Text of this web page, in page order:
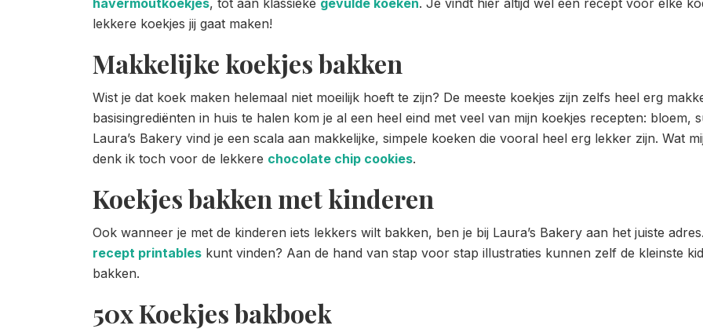
lekkere koekjes jij gaat maken!
Makkelijke koekjes bakken
Wist je dat koek maken helemaal niet moeilijk hoeft te zijn? De meeste koekjes zijn zelfs heel erg
basisingrediënten in huis te halen kom je al een heel eind met veel van mijn koekjes recepten: bloem,
Laura’s Bakery vind je een scala aan makkelijke, simpele koeken die vooral heel erg lekker zijn. Wat
denk ik toch voor de lekkere chocolate chip cookies.
Koekjes bakken met kinderen
Ook wanneer je met de kinderen iets lekkers wilt bakken, ben je bij Laura’s Bakery aan het juiste
recept printables kunt vinden? Aan de hand van stap voor stap illustraties kunnen zelf de kleinste
bakken.
50x Koekjes bakboek